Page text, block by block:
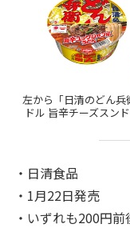
左から「日清のどん
ドル 旨辛チーズスン
・日清食品
・1月22日発売
・いずれも200円前